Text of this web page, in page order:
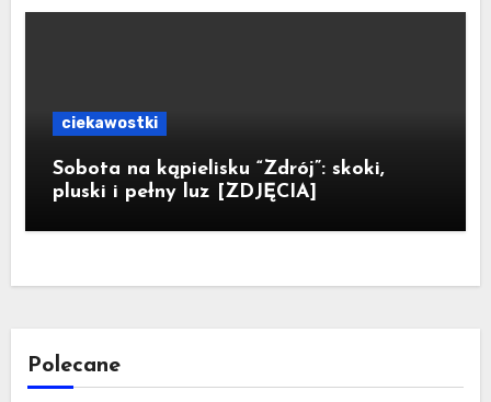
ciekawostki
Sobota na kąpielisku “Zdrój”: skoki,
pluski i pełny luz [ZDJĘCIA]
Polecane